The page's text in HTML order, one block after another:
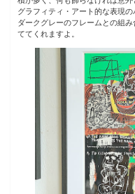
グラフィティ・アート的な表現
ダークグレーのフレームとの組
ててくれますよ。